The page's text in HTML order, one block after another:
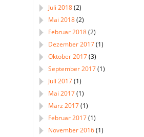
Juli 2018(2)
Mai 2018(2)
Februar 2018(2)
Dezember 2017(1)
Oktober 2017(3)
September 2017(1)
Juli 2017(1)
Mai 2017(1)
März 2017(1)
Februar 2017(1)
November 2016(1)